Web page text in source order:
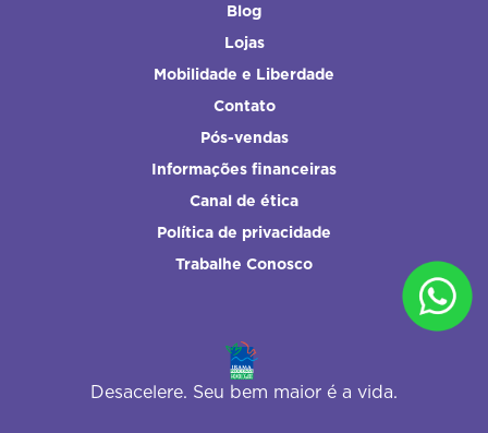
Blog
Lojas
Mobilidade e Liberdade
Contato
Pós-vendas
Informações financeiras
Canal de ética
Política de privacidade
Trabalhe Conosco
Desacelere. Seu bem maior é a vida.